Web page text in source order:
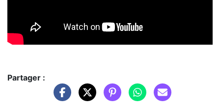
Partager :